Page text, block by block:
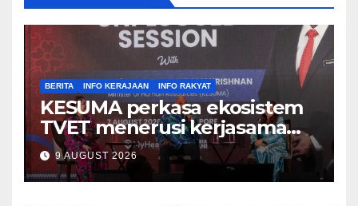
BERITA INFO KERAJAAN INFO RAKYAT
KESUMA perkasa ekosistem
TVET menerusi kerjasama
ADTEC-ITE Singapura –
Ramanan
9 AUGUST 2026